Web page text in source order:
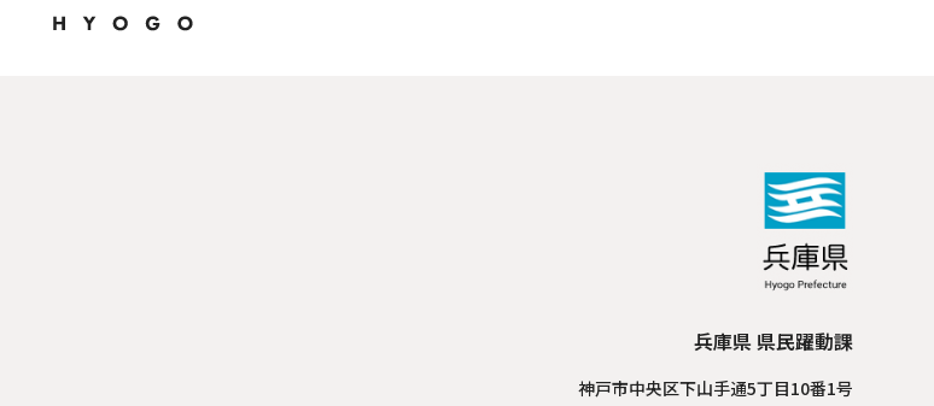
兵庫県 県民躍動課
神戸市中央区下山手通5丁目10番1号